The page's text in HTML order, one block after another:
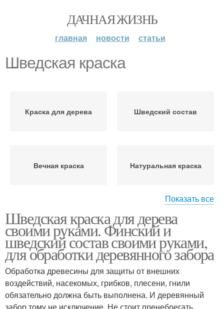
ДАЧНАЯ ЖИЗНЬ
главная новости статьи
Шведская краска
Краска для дерева Шведский состав
Вечная краска Натуральная краска
Краска по дереву Финская краска
Скандинавская краска
Краска по
скандинавским
рецептам
Показать все
Шведская краска для дерева
своими руками. Финский и
шведский состав своими руками,
для обработки деревянного забора
Обработка древесины для защиты от внешних
воздействий, насекомых, грибков, плесени, гнили
обязательно должна быть выполнена. И деревянный